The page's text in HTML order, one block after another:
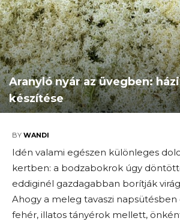
Aranyló nyár az üvegben:
készítése
BY WANDI
Idén valami egészen különleges
kertben: a bodzabokrok úgy
eddiginél gazdagabban borítják
Ahogy a meleg tavaszi napsütésben
fehér, illatos tányérok mellett,